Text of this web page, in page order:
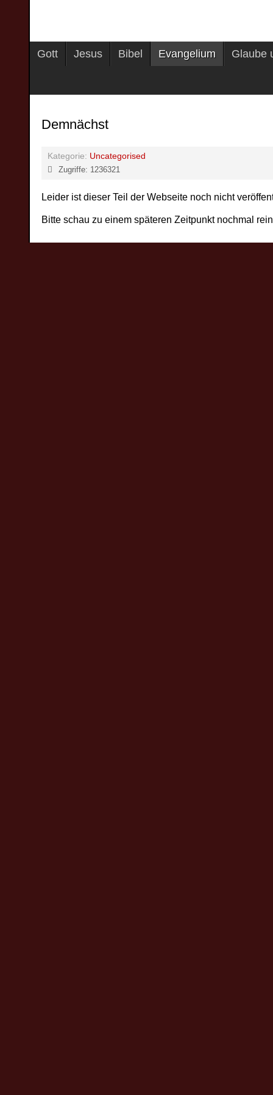
Gott Jesus Bibel Evangelium Glaube
Demnächst
Kategorie: Uncategorised
Zugriffe: 1236321
Leider ist dieser Teil der Webseite noch nicht
Bitte schau zu einem späteren Zeitpunkt nochmal